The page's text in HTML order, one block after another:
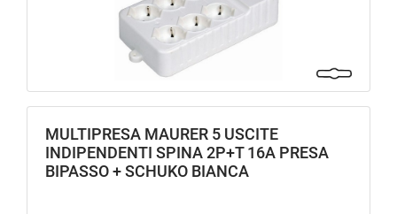
MULTIPRESA MAURER 5 USCITE
INDIPENDENTI SPINA 2P+T 16A PRESA
BIPASSO + SCHUKO BIANCA